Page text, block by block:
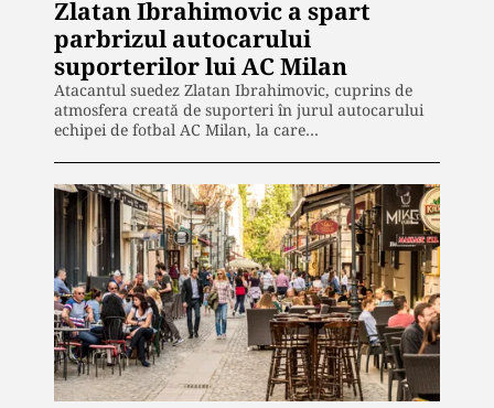
Zlatan Ibrahimovic a spart
parbrizul autocarului
suporterilor lui AC Milan
Atacantul suedez Zlatan Ibrahimovic, cuprins de
atmosfera creată de suporteri în jurul autocarului
echipei de fotbal AC Milan, la care…